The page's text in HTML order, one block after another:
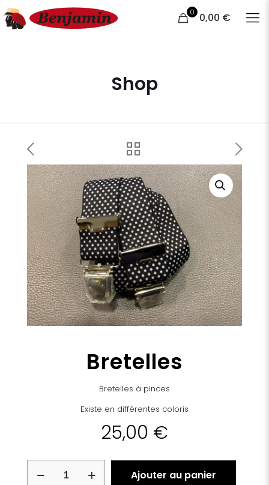
0 0,00 €
Shop
Bretelles
Bretelles à pinces
Existe en différentes coloris
25,00 €
Ajouter au panier